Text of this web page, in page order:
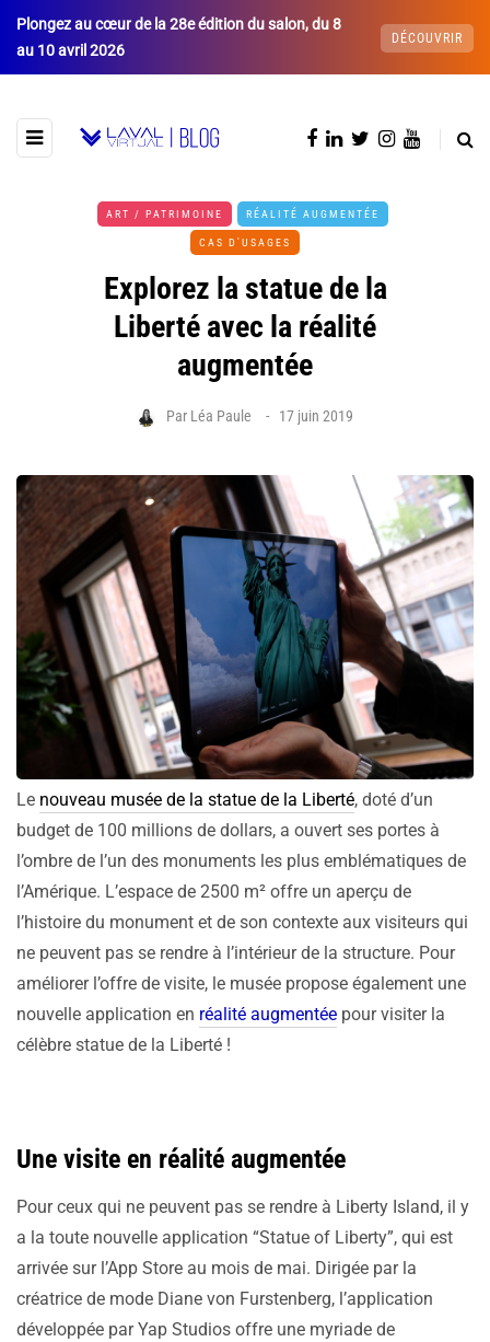
Plongez au cœur de la 28e édition du salon, du 8
au 10 avril 2026
DÉCOUVRIR
ART / PATRIMOINE RÉALITÉ AUGMENTÉE
CAS D'USAGES
Explorez la statue de la
Liberté avec la réalité
augmentée
Par Léa Paule 17 juin 2019
Le nouveau musée de la statue de la Liberté, doté d’un
budget de 100 millions de dollars, a ouvert ses portes à
l’ombre de l’un des monuments les plus emblématiques de
l’Amérique. L’espace de 2500 m² offre un aperçu de
l’histoire du monument et de son contexte aux visiteurs qui
ne peuvent pas se rendre à l’intérieur de la structure. Pour
améliorer l’offre de visite, le musée propose également une
nouvelle application en réalité augmentée pour visiter la
célèbre statue de la Liberté !
Une visite en réalité augmentée
Pour ceux qui ne peuvent pas se rendre à Liberty Island, il y
a la toute nouvelle application “Statue of Liberty”, qui est
arrivée sur l’App Store au mois de mai. Dirigée par la
créatrice de mode Diane von Furstenberg, l’application
développée par Yap Studios offre une myriade de